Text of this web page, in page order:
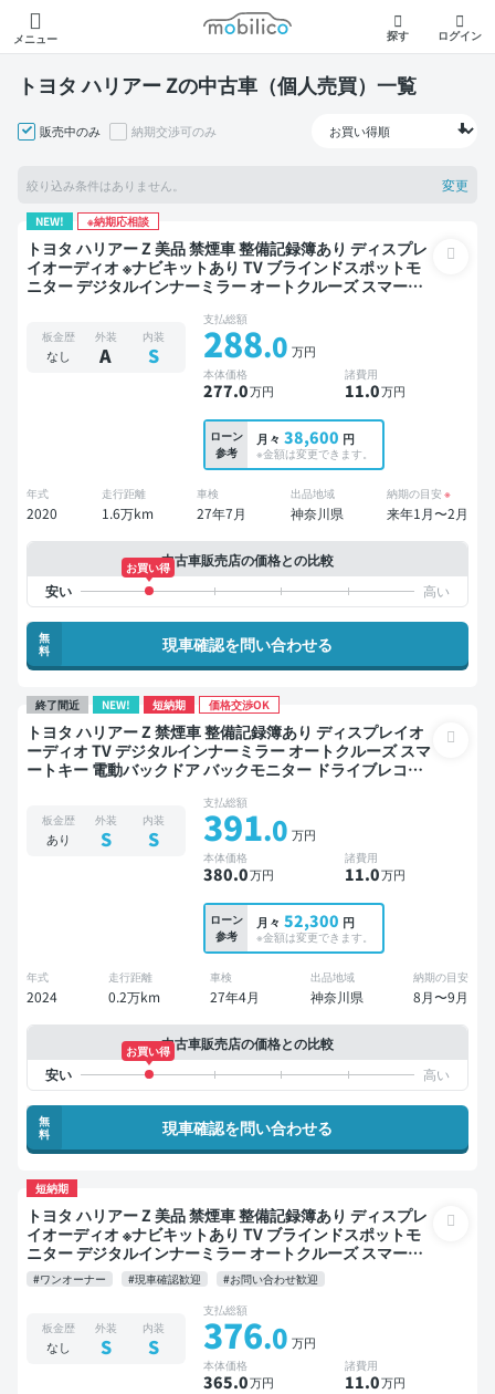
メニュー
モビリコ
探す ログイン
トヨタ ハリアー Zの中古車（個人売買）一覧
販売中のみ 納期交渉可のみ
絞り込み条件はありません。 変更
NEW! ※納期応相談
トヨタ ハリアー Z 美品 禁煙車 整備記録簿あり ディスプレ
イオーディオ ※ナビキットあり TV ブラインドスポットモ
ニター デジタルインナーミラー オートクルーズ スマート
板金歴
なし
外装
A
内装
S
支払総額
288.0 万円
本体価格
277.0万円
諸費用
11.0万円
ローン
参考
月々 38,600 円
※金額は変更できます。
年式
2020
走行距離
1.6万km
車検
27年7月
出品地域
神奈川県
納期の目安 ※
来年1月〜2月
中古車販売店の価格との比較
お買い得
無
料
現車確認を問い合わせる
終了間近 NEW! 短納期 価格交渉OK
トヨタ ハリアー Z 禁煙車 整備記録簿あり ディスプレイオ
ーディオ TV デジタルインナーミラー オートクルーズ スマ
ートキー 電動バックドア バックモニター ドライブレコー
板金歴
あり
外装
S
内装
S
支払総額
391.0 万円
本体価格
380.0万円
諸費用
11.0万円
ローン
参考
月々 52,300 円
※金額は変更できます。
年式
2024
走行距離
0.2万km
車検
27年4月
出品地域
神奈川県
納期の目安
8月〜9月
中古車販売店の価格との比較
お買い得
無
料
現車確認を問い合わせる
短納期
トヨタ ハリアー Z 美品 禁煙車 整備記録簿あり ディスプレ
イオーディオ ※ナビキットあり TV ブラインドスポットモ
ニター デジタルインナーミラー オートクルーズ スマート
キー ETC 電動バックドア バックモニター 全方位カメラ ド
ライブレコーダー 衝突軽減
#ワンオーナー #現車確認歓迎 #お問い合わせ歓迎
板金歴
なし
外装
S
内装
S
支払総額
376.0 万円
本体価格
365.0万円
諸費用
11.0万円